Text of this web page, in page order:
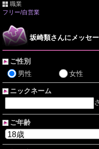
職業
フリー/自営業
坂崎類さんにメッセ